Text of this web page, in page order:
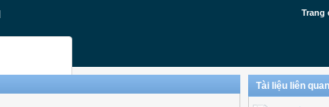
Trang
Tài liệu liên quan